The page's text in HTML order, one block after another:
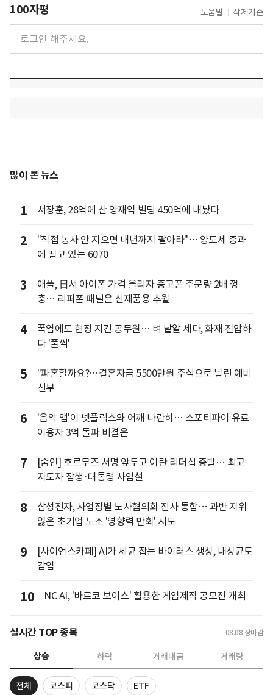
100자평 도움말 삭제기준
많이 본 뉴스
1 서장훈, 28억에 산 양재역 빌딩 450억에 내놨다
2
"직접 농사 안 지으면 내년까지 팔아라"… 양도세 중과
에 떨고 있는 6070
3
애플, 日서 아이폰 가격 올리자 중고폰 주문량 2배 껑
충… 리퍼폰 패널은 신제품용 추월
4
폭염에도 현장 지킨 공무원… 벼 낱알 세다, 화재 진압하
다 '풀썩'
5
"파혼할까요?…결혼자금 5500만원 주식으로 날린 예비
신부
6
'음악 앱'이 넷플릭스와 어깨 나란히… 스포티파이 유료
이용자 3억 돌파 비결은
7
[줌인] 호르무즈 서명 앞두고 이란 리더십 증발… 최고
지도자 잠행·대통령 사임설
8
삼성전자, 사업장별 노사협의회 전사 통합… 과반 지위
잃은 초기업 노조 '영향력 만회' 시도
9
[사이언스카페] AI가 세균 잡는 바이러스 생성, 내성균도
감염
10 NC AI, '바르코 보이스' 활용한 게임제작 공모전 개최
실시간 TOP 종목 08.08 장마감
상승 하락 거래대금 거래량
전체 코스피 코스닥 ETF